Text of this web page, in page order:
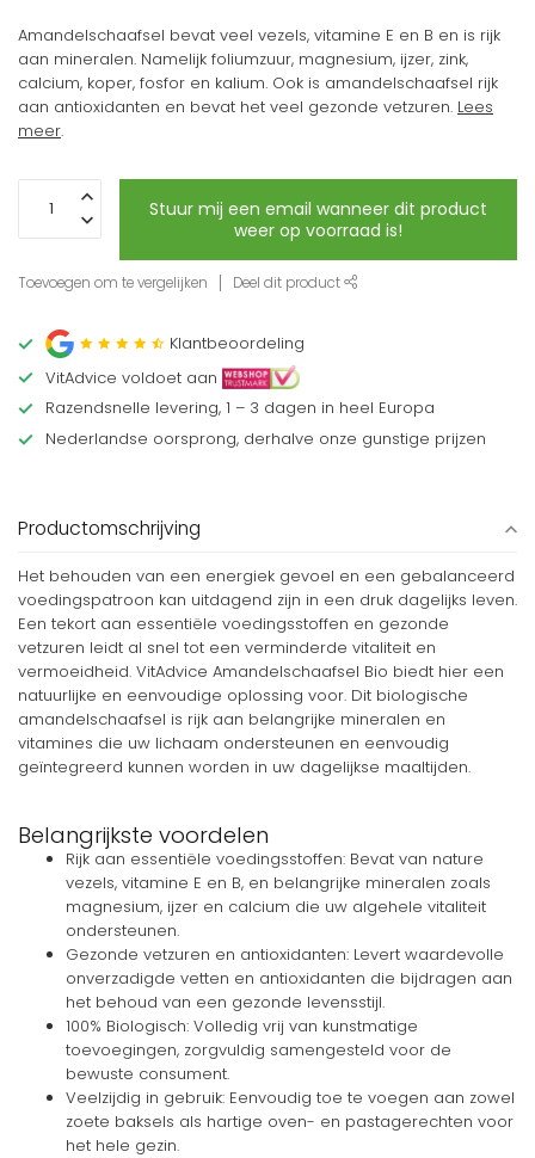
Amandelschaafsel bevat veel vezels, vitamine E en B en is rijk
aan mineralen. Namelijk foliumzuur, magnesium, ijzer, zink,
calcium, koper, fosfor en kalium. Ook is amandelschaafsel rijk
aan antioxidanten en bevat het veel gezonde vetzuren. Lees
meer.
Stuur mij een email wanneer dit product
weer op voorraad is!
Toevoegen om te vergelijken Deel dit product
Klantbeoordeling
VitAdvice voldoet aan
Razendsnelle levering, 1 – 3 dagen in heel Europa
Nederlandse oorsprong, derhalve onze gunstige prijzen
Productomschrijving
Het behouden van een energiek gevoel en een gebalanceerd
voedingspatroon kan uitdagend zijn in een druk dagelijks leven.
Een tekort aan essentiële voedingsstoffen en gezonde
vetzuren leidt al snel tot een verminderde vitaliteit en
vermoeidheid. VitAdvice Amandelschaafsel Bio biedt hier een
natuurlijke en eenvoudige oplossing voor. Dit biologische
amandelschaafsel is rijk aan belangrijke mineralen en
vitamines die uw lichaam ondersteunen en eenvoudig
geïntegreerd kunnen worden in uw dagelijkse maaltijden.
Belangrijkste voordelen
Rijk aan essentiële voedingsstoffen: Bevat van nature
vezels, vitamine E en B, en belangrijke mineralen zoals
magnesium, ijzer en calcium die uw algehele vitaliteit
ondersteunen.
Gezonde vetzuren en antioxidanten: Levert waardevolle
onverzadigde vetten en antioxidanten die bijdragen aan
het behoud van een gezonde levensstijl.
100% Biologisch: Volledig vrij van kunstmatige
toevoegingen, zorgvuldig samengesteld voor de
bewuste consument.
Veelzijdig in gebruik: Eenvoudig toe te voegen aan zowel
zoete baksels als hartige oven- en pastagerechten voor
het hele gezin.